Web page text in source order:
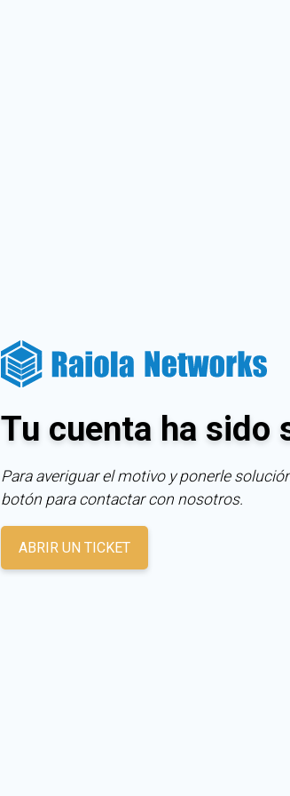
Tu cuenta ha sido
Para averiguar el motivo y ponerle
botón para contactar con nosotros.
ABRIR UN TICKET